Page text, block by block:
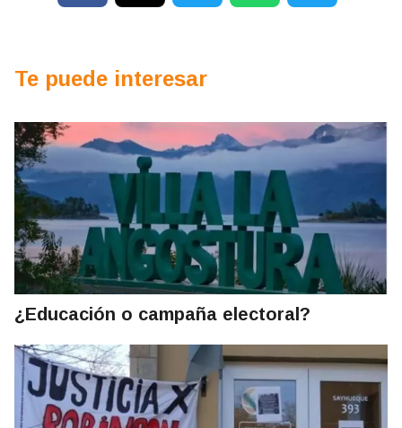
Te puede interesar
¿Educación o campaña electoral?